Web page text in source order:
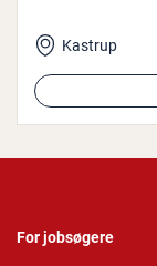
Kastrup
For jobsøgere